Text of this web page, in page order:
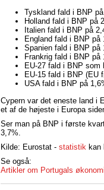
Tyskland fald i BNP
Holland fald i BNP på
Italien fald i BNP på
England fald i BNP på
Spanien fald i BNP på
Frankrig fald i BNP på
EU-27 fald i BNP
EU-15 fald i BNP (EU
USA fald i BNP på
Cypern var det eneste land i
et af de højeste i Europa
Ser man på BNP i første
3,7%.
Kilde: Eurostat - statistik kan
Se også:
Artikler om Portugals økonomi